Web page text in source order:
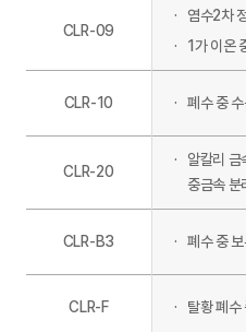
CLR-09
염수2차
1가 이온
CLR-10 폐수 중
CLR-20
알칼리 금
중금속 분
CLR-B3 폐수 중
CLR-F 탈황 폐수